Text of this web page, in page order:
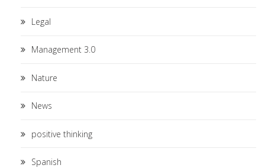
Legal
Management 3.0
Nature
News
positive thinking
Spanish